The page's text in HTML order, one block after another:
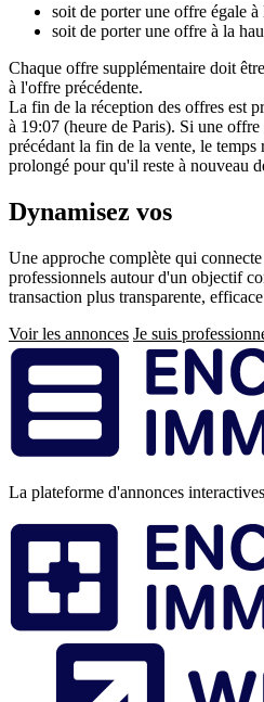
soit de porter une offre égale
soit de porter une offre à la
Chaque offre supplémentaire doit
à l'offre précédente.
La fin de la réception des offres est
à 19:07 (heure de Paris). Si une offre
précédant la fin de la vente, le temps
prolongé pour qu'il reste à nouveau
Dynamisez vos
Une approche complète qui
professionnels autour d'un objectif
transaction plus transparente,
Voir les annonces Je suis
Pied
de
page
La plateforme d'annonces